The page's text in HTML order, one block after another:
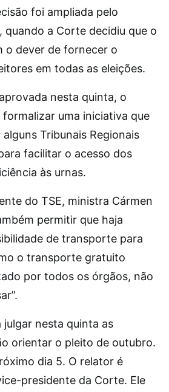
foi ampliada pelo
quando a Corte decidiu que o
o dever de fornecer o
em todas as eleições.
nesta quinta, o
uma iniciativa que
Tribunais Regionais
facilitar o acesso dos
às urnas.
do TSE, ministra Cármen
permitir que haja
de transporte para
o transporte gratuito
por todos os órgãos, não
julgar nesta quinta as
orientar o pleito de outubro.
dia 5. O relator é
presidente da Corte. Ele